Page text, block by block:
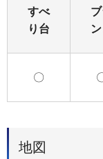
すべ
り台
〇
地図